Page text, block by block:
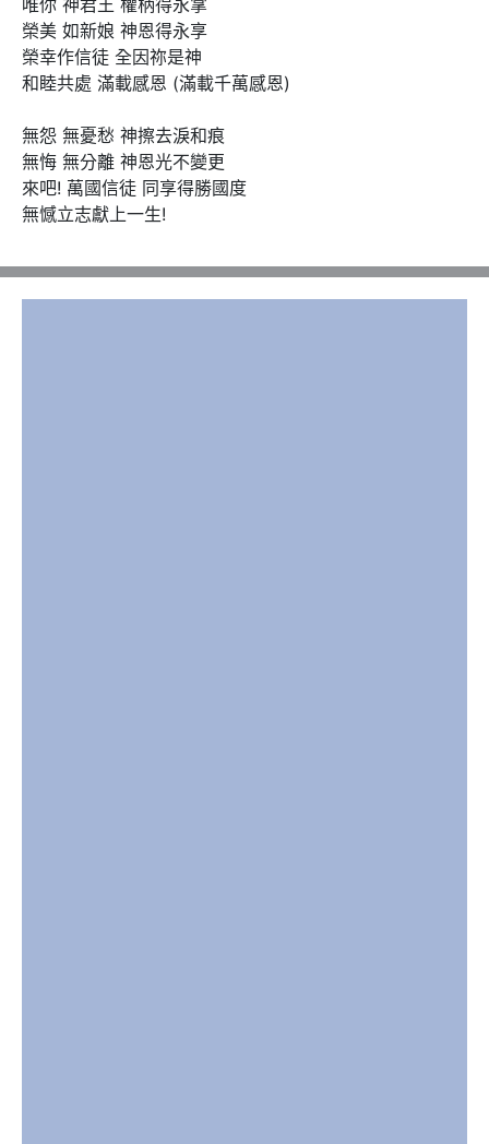
榮美 如新娘 神恩得永享
榮幸作信徒 全因祢是神
和睦共處 滿載感恩 (滿載千萬感恩)
無怨 無憂愁 神擦去淚和痕
無悔 無分離 神恩光不變更
來吧! 萬國信徒 同享得勝國度
無憾立志獻上一生!